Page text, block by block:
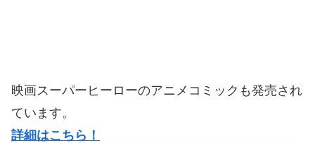
映画スーパーヒーローのアニメコミックも発売され
ています。
詳細はこちら！